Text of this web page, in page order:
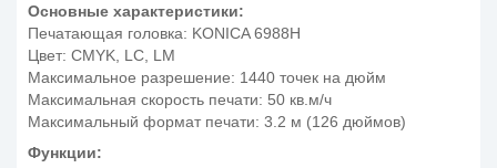
Основные характеристики:
Печатающая головка: KONICA 6988H
Цвет: CMYK, LC, LM
Максимальное разрешение: 1440 точек на дюйм
Максимальная скорость печати: 50 кв.м/ч
Максимальный формат печати: 3.2 м (126 дюймов)
Функции: